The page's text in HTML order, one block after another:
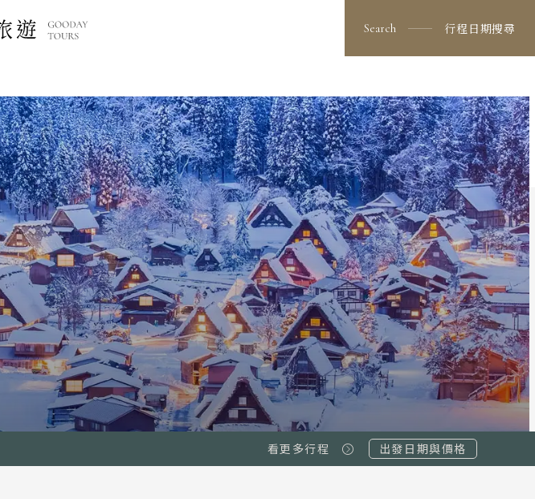
Search 行程日期搜尋
出發日期與價格
看更多行程 出發日期與價格